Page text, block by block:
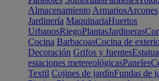
Almacenamiento ArmariosArcones
Jardinería MaquinariaHuertos
UrbanosRiegoPlantasJardineras
Cocina BarbacoasCocina de
Decoración Grifos y fuentes
estaciones metereológicasPaneles
Textil Cojines de jardínFundas de